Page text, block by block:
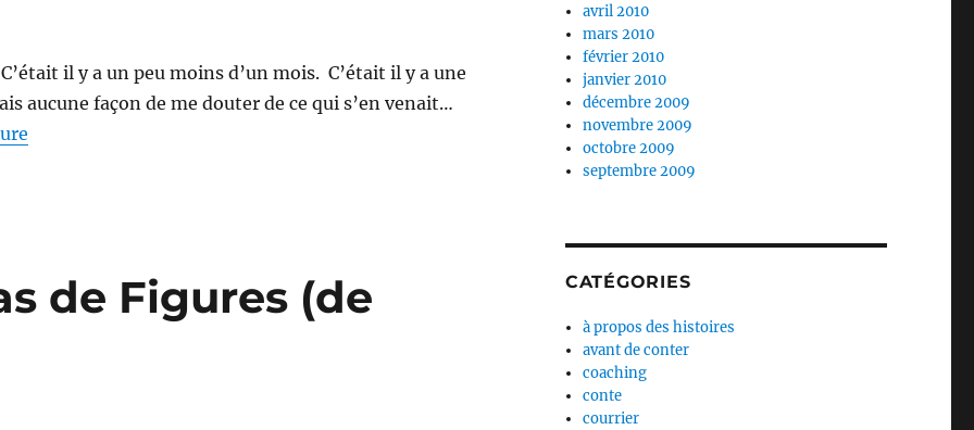
il y a un peu moins d’un mois. C’était il y a une
aucune façon de me douter de ce qui s’en venait…
de « L’involontaire, mais nécessaire, jachère (le conte au temps de la covid-19) »
de Figures (de
avril 2010
mars 2010
février 2010
janvier 2010
décembre 2009
novembre 2009
octobre 2009
septembre 2009
CATÉGORIES
à propos des histoires
avant de conter
coaching
conte
courrier